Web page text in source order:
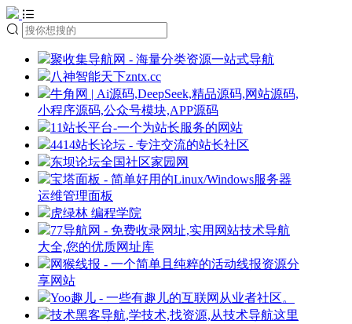
聚收集导航网 - 海量分类资源一站式导航
八神智能天下zntx.cc
牛角网 | Ai源码,DeepSeek,精品源码,网站源码,
小程序源码,公众号模块,APP源码
11站长平台-一个为站长服务的网站
4414站长论坛 - 专注交流的站长社区
东坝论坛全国社区家园网
宝塔面板 - 简单好用的Linux/Windows服务器
运维管理面板
虎绿林 编程学院
77导航网 - 免费收录网址,实用网站技术导航
大全,您的优质网址库
网猴线报 - 一个简单且纯粹的活动线报资源分
享网站
Yoo趣儿 - 一些有趣儿的互联网从业者社区。
技术黑客导航,学技术,找资源,从技术导航这里